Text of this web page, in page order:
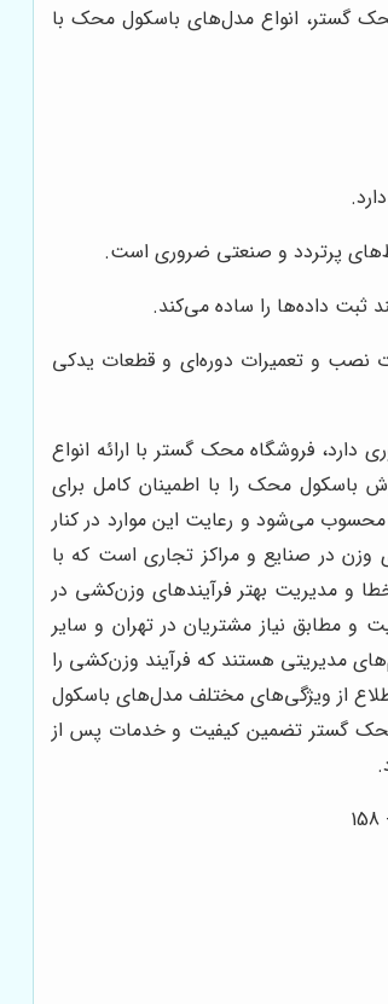
گستر، انواع مدل‌های باسکول محک با
پرتردد و صنعتی ضروری است.
ثبت داده‌ها را ساده می‌کند.
نصب و تعمیرات دوره‌ای و قطعات یدکی
فروشگاه محک گستر با ارائه انواع
باسکول محک را با اطمینان کامل برای
می‌شود و رعایت این موارد در کنار
وزن در صنایع و مراکز تجاری است که با
و مدیریت بهتر فرآیندهای وزن‌کشی در
مطابق نیاز مشتریان در تهران و سایر
مدیریتی هستند که فرآیند وزن‌کشی را
از ویژگی‌های مختلف مدل‌های باسکول
محک گستر تضمین کیفیت و خدمات پس از